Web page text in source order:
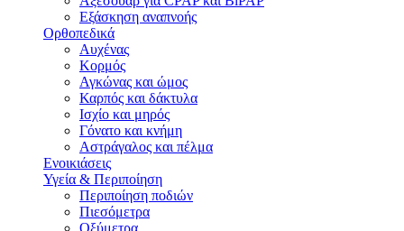
Εξάσκηση αναπνοής
Ορθοπεδικά
Αυχένας
Κορμός
Αγκώνας και ώμος
Καρπός και δάκτυλα
Ισχίο και μηρός
Γόνατο και κνήμη
Αστράγαλος και πέλμα
Ενοικιάσεις
Υγεία & Περιποίηση
Περιποίηση ποδιών
Πιεσόμετρα
Οξύμετρα